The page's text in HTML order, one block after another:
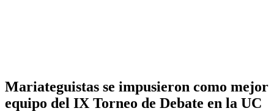
Mariateguistas se impusieron como mejor
equipo del IX Torneo de Debate en la UC